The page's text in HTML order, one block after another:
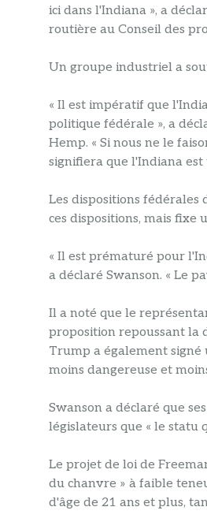
ici dans l'Indiana », a
routière au Conseil des
Un groupe industriel a
« Il est impératif que
politique fédérale », a
Hemp. « Si nous ne le
signifiera que l'Indiana est
Les dispositions
ces dispositions, mais
« Il est prématuré pour
a déclaré Swanson. « Le
Il a noté que le
proposition repoussant la
Trump a également signé
moins dangereuse et
Swanson a déclaré que
législateurs que « le statu
Le projet de loi de
du chanvre » à faible
d'âge de 21 ans et plus,